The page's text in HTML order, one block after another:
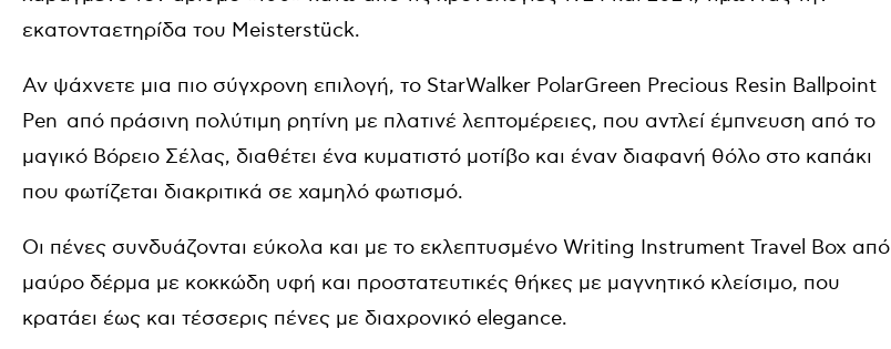
εκατονταετηρίδα του Meisterstück.
Αν ψάχνετε μια πιο σύγχρονη επιλογή, το StarWalker PolarGreen Precious Resin Ballpoint
Pen από πράσινη πολύτιμη ρητίνη με πλατινέ λεπτομέρειες, που αντλεί έμπνευση από το
μαγικό Βόρειο Σέλας, διαθέτει ένα κυματιστό μοτίβο και έναν διαφανή θόλο στο καπάκι
που φωτίζεται διακριτικά σε χαμηλό φωτισμό.
Οι πένες συνδυάζονται εύκολα και με το εκλεπτυσμένο Writing Instrument Travel Box από
μαύρο δέρμα με κοκκώδη υφή και προστατευτικές θήκες με μαγνητικό κλείσιμο, που
κρατάει έως και τέσσερις πένες με διαχρονικό elegance.